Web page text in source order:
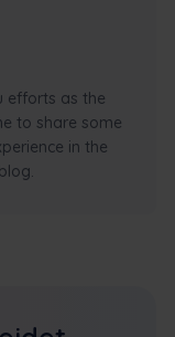
efforts as the
to share some
in the